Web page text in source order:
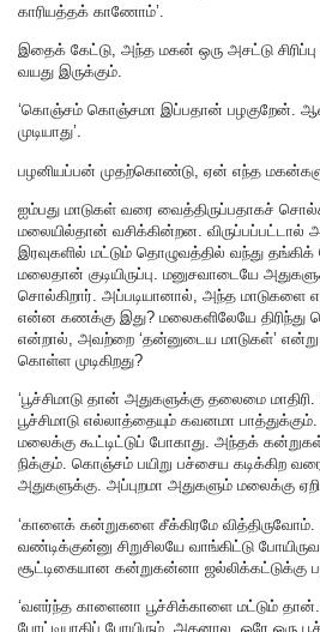
காரியத்தக் காணோம்’.
இதைக் கேட்டு, அந்த மகன் ஒரு அசட்டு சிரிப்பு
வயது இருக்கும்.
‘கொஞ்சம் கொஞ்சமா இப்பதான் பழகுறேன்.
முடியாது’.
பழனியப்பன் முதற்கொண்டு, ஏன் எந்த
ஐம்பது மாடுகள் வரை வைத்திருப்பதாகச்
மலையில்தான் வசிக்கின்றன. விருப்பப்பட்டால்
இரவுகளில் மட்டும் தொழுவத்தில் வந்து
மலைதான் குடியிருப்பு. மனுசவாடையே
சொல்கிறார். அப்படியானால், அந்த மாடுகளை
என்ன கணக்கு இது? மலைகளிலேயே திரிந்து
என்றால், அவற்றை ‘தன்னுடைய மாடுகள்’
கொள்ள முடிகிறது?
‘பூச்சிமாடு தான் அதுகளுக்கு தலைமை
பூச்சிமாடு எல்லாத்தையும் கவனமா
மலைக்கு கூட்டிட்டுப் போகாது. அந்தக்
நிக்கும். கொஞ்சம் பயிறு பச்சைய கடிக்கிற
அதுகளுக்கு. அப்புறமா அதுகளும் மலைக்கு
‘காளைக் கன்றுகளை சீக்கிரமே வித்திருவோம்.
வண்டிக்குன்னு சிறுசிலயே வாங்கிட்டு
சூட்டிகையான கன்றுகன்னா
‘வளர்ந்த காளைனா பூச்சிக்காளை மட்டும்
போட்டியாகிப் போயிரும். அதனால, ஒரே ஒரு